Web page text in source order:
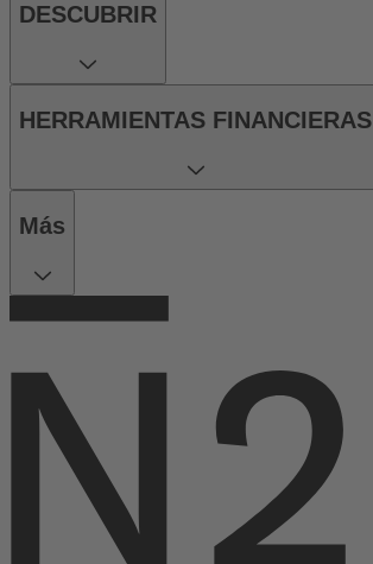
DESCUBRIR
HERRAMIENTAS FINANCIERAS
Más